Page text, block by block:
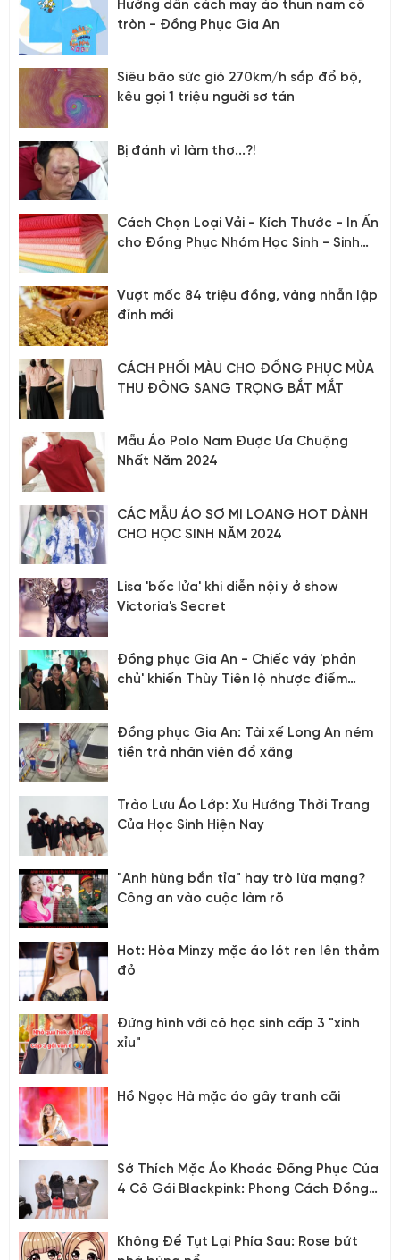
Hướng dẫn cách may áo thun nam cổ
tròn - Đồng Phục Gia An
Siêu bão sức gió 270km/h sắp đổ bộ,
kêu gọi 1 triệu người sơ tán
Bị đánh vì làm thơ...?!
Cách Chọn Loại Vải - Kích Thước - In Ấn
cho Đồng Phục Nhóm Học Sinh - Sinh
Vượt mốc 84 triệu đồng, vàng nhẫn lập
đỉnh mới
CÁCH PHỐI MÀU CHO ĐỒNG PHỤC MÙA
THU ĐÔNG SANG TRỌNG BẮT MẮT
Mẫu Áo Polo Nam Được Ưa Chuộng
Nhất Năm 2024
CÁC MẪU ÁO SƠ MI LOANG HOT DÀNH
CHO HỌC SINH NĂM 2024
Lisa 'bốc lửa' khi diễn nội y ở show
Victoria's Secret
Đồng phục Gia An - Chiếc váy 'phản
chủ' khiến Thùy Tiên lộ nhược điểm
Đồng phục Gia An: Tài xế Long An ném
tiền trả nhân viên đổ xăng
Trào Lưu Áo Lớp: Xu Hướng Thời Trang
Của Học Sinh Hiện Nay
"Anh hùng bắn tỉa" hay trò lừa mạng?
Công an vào cuộc làm rõ
Hot: Hòa Minzy mặc áo lót ren lên thảm
đỏ
Đứng hình với cô học sinh cấp 3 "xinh
xỉu"
Hồ Ngọc Hà mặc áo gây tranh cãi
Sở Thích Mặc Áo Khoác Đồng Phục Của
4 Cô Gái Blackpink: Phong Cách Đồng
Không Để Tụt Lại Phía Sau: Rose bứt